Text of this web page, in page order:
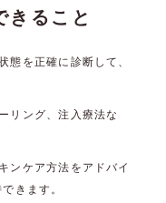
きること
態を正確に診断して、
リング、注入療法な
ンケア方法をアドバイ
きます。